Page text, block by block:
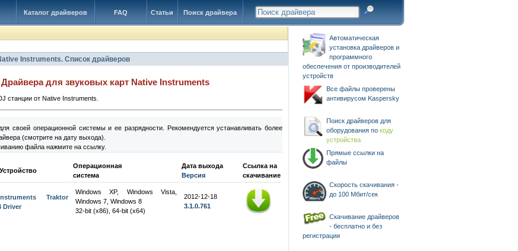
Поиск драйвера
Статьи
FAQ
Каталог драйверов
Автоматическая
установка драйверов и
программного
обеспечения от производителей
устройств
Все файлы проверены
антивирусом Kaspersky
Поиск драйверов для
оборудования по коду
устройства
Прямые ссылки на
файлы
Скорость скачивания -
до 100 Мбит/сек
Скачивание драйверов
- бесплатно и без
регистрации
Instruments. Список драйверов
Драйвера для звуковых карт Native Instruments
станции от Native Instruments.
своей операционной системы и ее разрядности. Рекомендуется устанавливать более
(смотрите на дату выхода).
файла нажмите на ссылку.
Операционная
система
Дата выхода
Версия
Ссылка на
скачивание
Traktor
Driver
Windows XP, Windows Vista,
Windows 7, Windows 8
32-bit (x86), 64-bit (x64)
2012-12-18
3.1.0.761